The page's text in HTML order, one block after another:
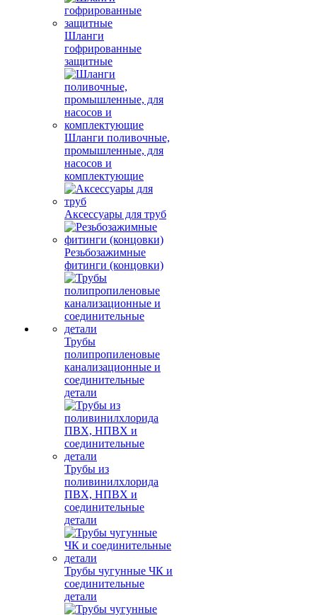
Шланги
гофрированные
защитные
Шланги поливочные,
промышленные, для
насосов и
комплектующие
Аксессуары для труб
Резьбозажимные
фитинги (концовки)
Трубы
полипропиленовые
канализационные и
соединительные
детали
Трубы из
поливинилхлорида
ПВХ, НПВХ и
соединительные
детали
Трубы чугунные ЧК и
соединительные
детали